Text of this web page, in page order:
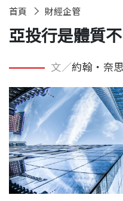
首頁 財經企管
亞投行是體質
文／約翰・奈